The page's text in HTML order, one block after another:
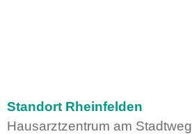
Standort Rheinfelden
Hausarztzentrum am Stadtweg